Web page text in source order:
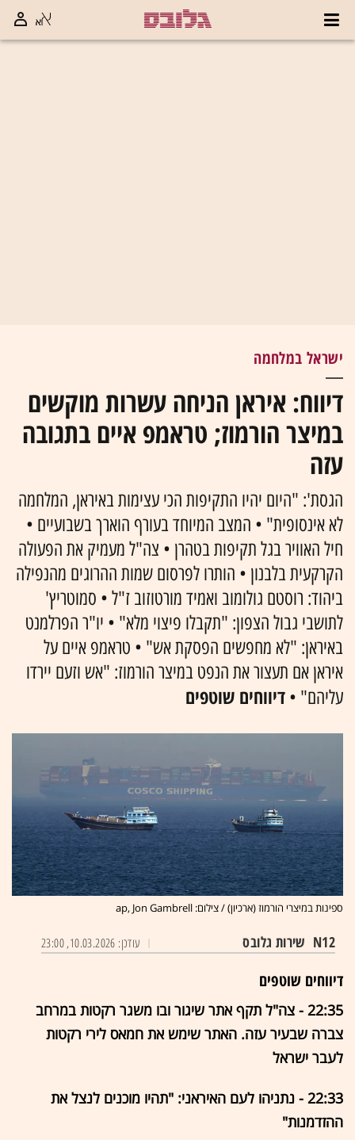
ישראל במלחמה
דיווח: איראן הניחה עשרות מוקשים
במיצר הורמוז; טראמפ איים בתגובה
עזה
הגסת': "היום יהיו התקיפות הכי עצימות באיראן, המלחמה
לא אינסופית" • המצב המיוחד בעורף הוארך בשבועיים •
חיל האוויר בגל תקיפות בטהרן • צה"ל מעמיק את הפעולה
הקרקעית בלבנון • הותרו לפרסום שמות ההרוגים מהנפילה
ביהוד: רוסטם גולומוב ואמיד מורטוזוב ז"ל • סמוטריץ'
לתושבי גבול הצפון: "תקבלו פיצוי מלא" • יו"ר הפרלמנט
באיראן: "לא מחפשים הפסקת אש" • טראמפ איים על
איראן אם תעצור את הנפט במיצר הורמוז: "אש וזעם יירדו
עליהם" • דיווחים שוטפים
ספינות במיצרי הורמוז (ארכיון) / צילום: ap, Jon Gambrell
N12 שירות גלובס עודכן: 10.03.2026, 23:00
דיווחים שוטפים
22:35 - צה"ל תקף אתר שיגור ובו משגר רקטות במרחב
צברה שבעיר עזה. האתר שימש את חמאס לירי רקטות
לעבר ישראל
22:33 - נתניהו לעם האיראני: "תהיו מוכנים לנצל את
ההזדמנות"